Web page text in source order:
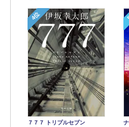
4位
７７７ トリプルセブン